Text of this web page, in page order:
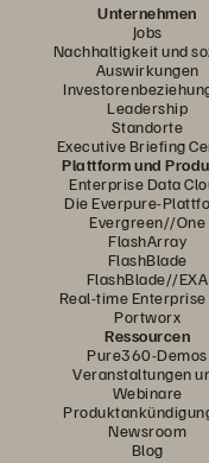
Unternehmen
Jobs
Nachhaltigkeit und
Auswirkungen
Leadership
Standorte
Executive Briefing
Plattform und
Enterprise Data
Die Everpure-
Evergreen//One
FlashArray
FlashBlade
FlashBlade//EXA
Real-time Enterprise
Portworx
Ressourcen
Pure360-Demos
Veranstaltungen
Webinare
Newsroom
Blog